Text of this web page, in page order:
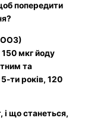
попередити
мкг йоду
та
ти років, 120
що станеться,